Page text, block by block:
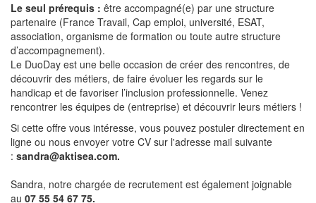
Le seul prérequis : être accompagné(e) par une structure
partenaire (France Travail, Cap emploi, université, ESAT,
association, organisme de formation ou toute autre structure
d’accompagnement).
Le DuoDay est une belle occasion de créer des rencontres, de
découvrir des métiers, de faire évoluer les regards sur le
handicap et de favoriser l’inclusion professionnelle. Venez
rencontrer les équipes de (entreprise) et découvrir leurs métiers !
Si cette offre vous intéresse, vous pouvez postuler directement en
ligne ou nous envoyer votre CV sur l'adresse mail suivante
: sandra@aktisea.com.
Sandra, notre chargée de recrutement est également joignable
au 07 55 54 67 75.